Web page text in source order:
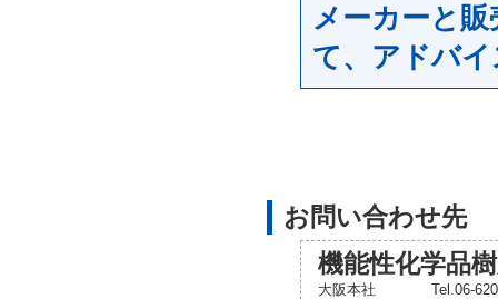
メーカーと
て、アドバ
お問い合わせ先
機能性化学品
大阪本社
Tel.06-